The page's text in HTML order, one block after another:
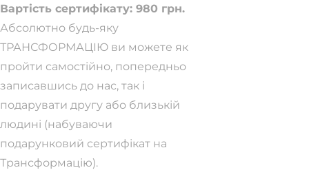
Вартість сертифікату: 980 грн.
Абсолютно будь-яку
ТРАНСФОРМАЦІЮ ви можете як
пройти самостійно, попередньо
записавшись до нас, так і
подарувати другу або близькій
людині (набуваючи
подарунковий сертифікат на
Трансформацію).